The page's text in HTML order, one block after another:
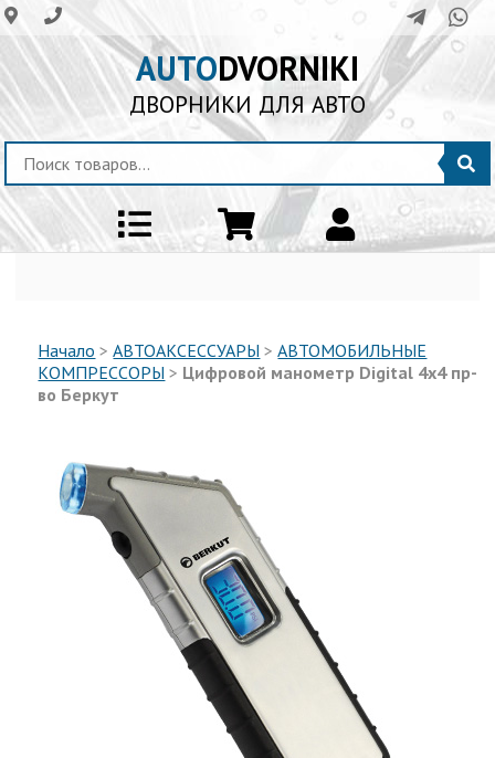
AUTODVORNIKI
ДВОРНИКИ ДЛЯ АВТО
Начало >АВТОАКСЕССУАРЫ >АВТОМОБИЛЬНЫЕ
КОМПРЕССОРЫ > Цифровой манометр Digital 4x4 пр-
во Беркут